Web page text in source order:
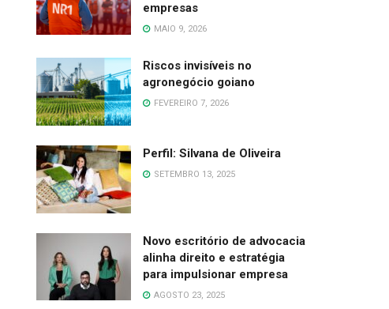
empresas
MAIO 9, 2026
Riscos invisíveis no
agronegócio goiano
FEVEREIRO 7, 2026
Perfil: Silvana de Oliveira
SETEMBRO 13, 2025
Novo escritório de advocacia
alinha direito e estratégia
para impulsionar empresa
AGOSTO 23, 2025